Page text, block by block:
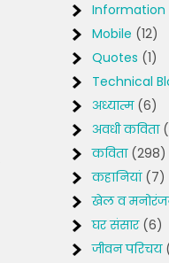
Information
Mobile (12)
Quotes (1)
Technical
अध्यात्म(6)
अवधी कविता
कविता(298)
कहानियां(7)
खेल व
घर संसार(6)
जीवन परिचय